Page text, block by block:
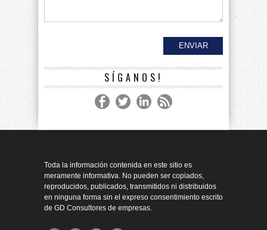
SÍGANOS!
Toda la información contenida en este sitio es
meramente informativa. No pueden ser copiados,
reproducidos, publicados, transmitidos ni distribuidos
en ninguna forma sin el expreso consentimiento escrito
de GD Consultores de empresas.